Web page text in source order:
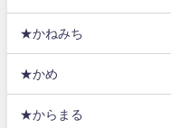
★かねみち
★かめ
★からまる